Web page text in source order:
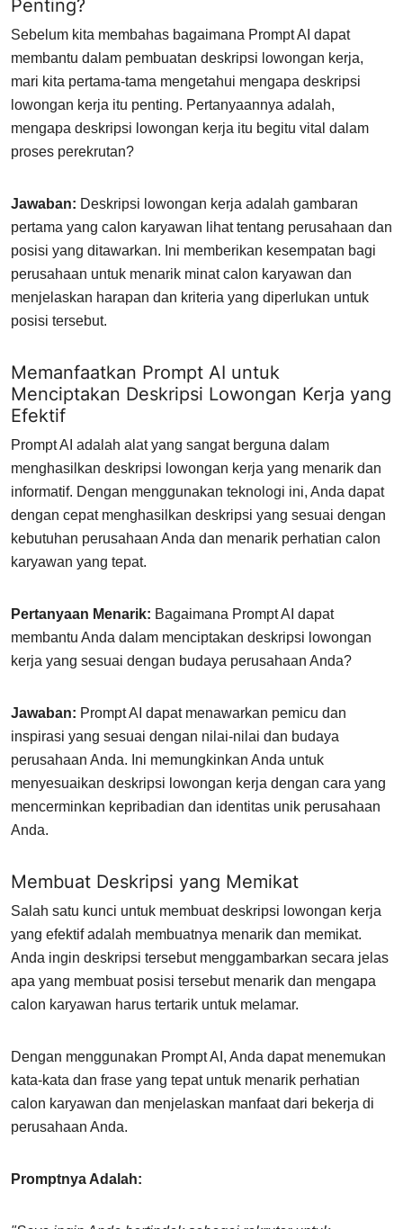
Penting?
Sebelum kita membahas bagaimana Prompt AI dapat
membantu dalam pembuatan deskripsi lowongan kerja,
mari kita pertama-tama mengetahui mengapa deskripsi
lowongan kerja itu penting. Pertanyaannya adalah,
mengapa deskripsi lowongan kerja itu begitu vital dalam
proses perekrutan?
Jawaban: Deskripsi lowongan kerja adalah gambaran
pertama yang calon karyawan lihat tentang perusahaan dan
posisi yang ditawarkan. Ini memberikan kesempatan bagi
perusahaan untuk menarik minat calon karyawan dan
menjelaskan harapan dan kriteria yang diperlukan untuk
posisi tersebut.
Memanfaatkan Prompt AI untuk
Menciptakan Deskripsi Lowongan Kerja yang
Efektif
Prompt AI adalah alat yang sangat berguna dalam
menghasilkan deskripsi lowongan kerja yang menarik dan
informatif. Dengan menggunakan teknologi ini, Anda dapat
dengan cepat menghasilkan deskripsi yang sesuai dengan
kebutuhan perusahaan Anda dan menarik perhatian calon
karyawan yang tepat.
Pertanyaan Menarik: Bagaimana Prompt AI dapat
membantu Anda dalam menciptakan deskripsi lowongan
kerja yang sesuai dengan budaya perusahaan Anda?
Jawaban: Prompt AI dapat menawarkan pemicu dan
inspirasi yang sesuai dengan nilai-nilai dan budaya
perusahaan Anda. Ini memungkinkan Anda untuk
menyesuaikan deskripsi lowongan kerja dengan cara yang
mencerminkan kepribadian dan identitas unik perusahaan
Anda.
Membuat Deskripsi yang Memikat
Salah satu kunci untuk membuat deskripsi lowongan kerja
yang efektif adalah membuatnya menarik dan memikat.
Anda ingin deskripsi tersebut menggambarkan secara jelas
apa yang membuat posisi tersebut menarik dan mengapa
calon karyawan harus tertarik untuk melamar.
Dengan menggunakan Prompt AI, Anda dapat menemukan
kata-kata dan frase yang tepat untuk menarik perhatian
calon karyawan dan menjelaskan manfaat dari bekerja di
perusahaan Anda.
Promptnya Adalah: